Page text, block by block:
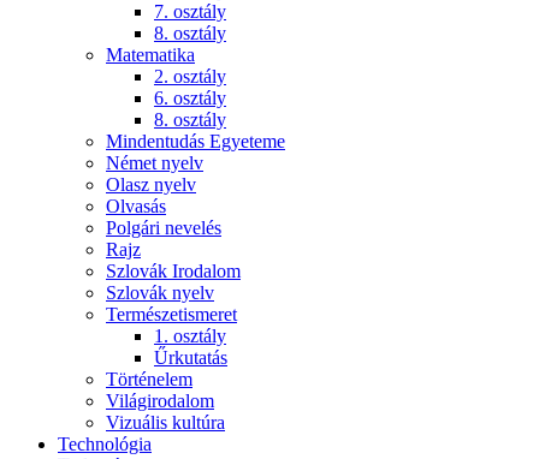
7. osztály
8. osztály
Matematika
2. osztály
6. osztály
8. osztály
Mindentudás Egyeteme
Német nyelv
Olasz nyelv
Olvasás
Polgári nevelés
Rajz
Szlovák Irodalom
Szlovák nyelv
Természetismeret
1. osztály
Űrkutatás
Történelem
Világirodalom
Vizuális kultúra
Technológia